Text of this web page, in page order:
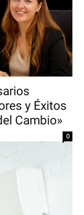
y Éxitos
Cambio»
0